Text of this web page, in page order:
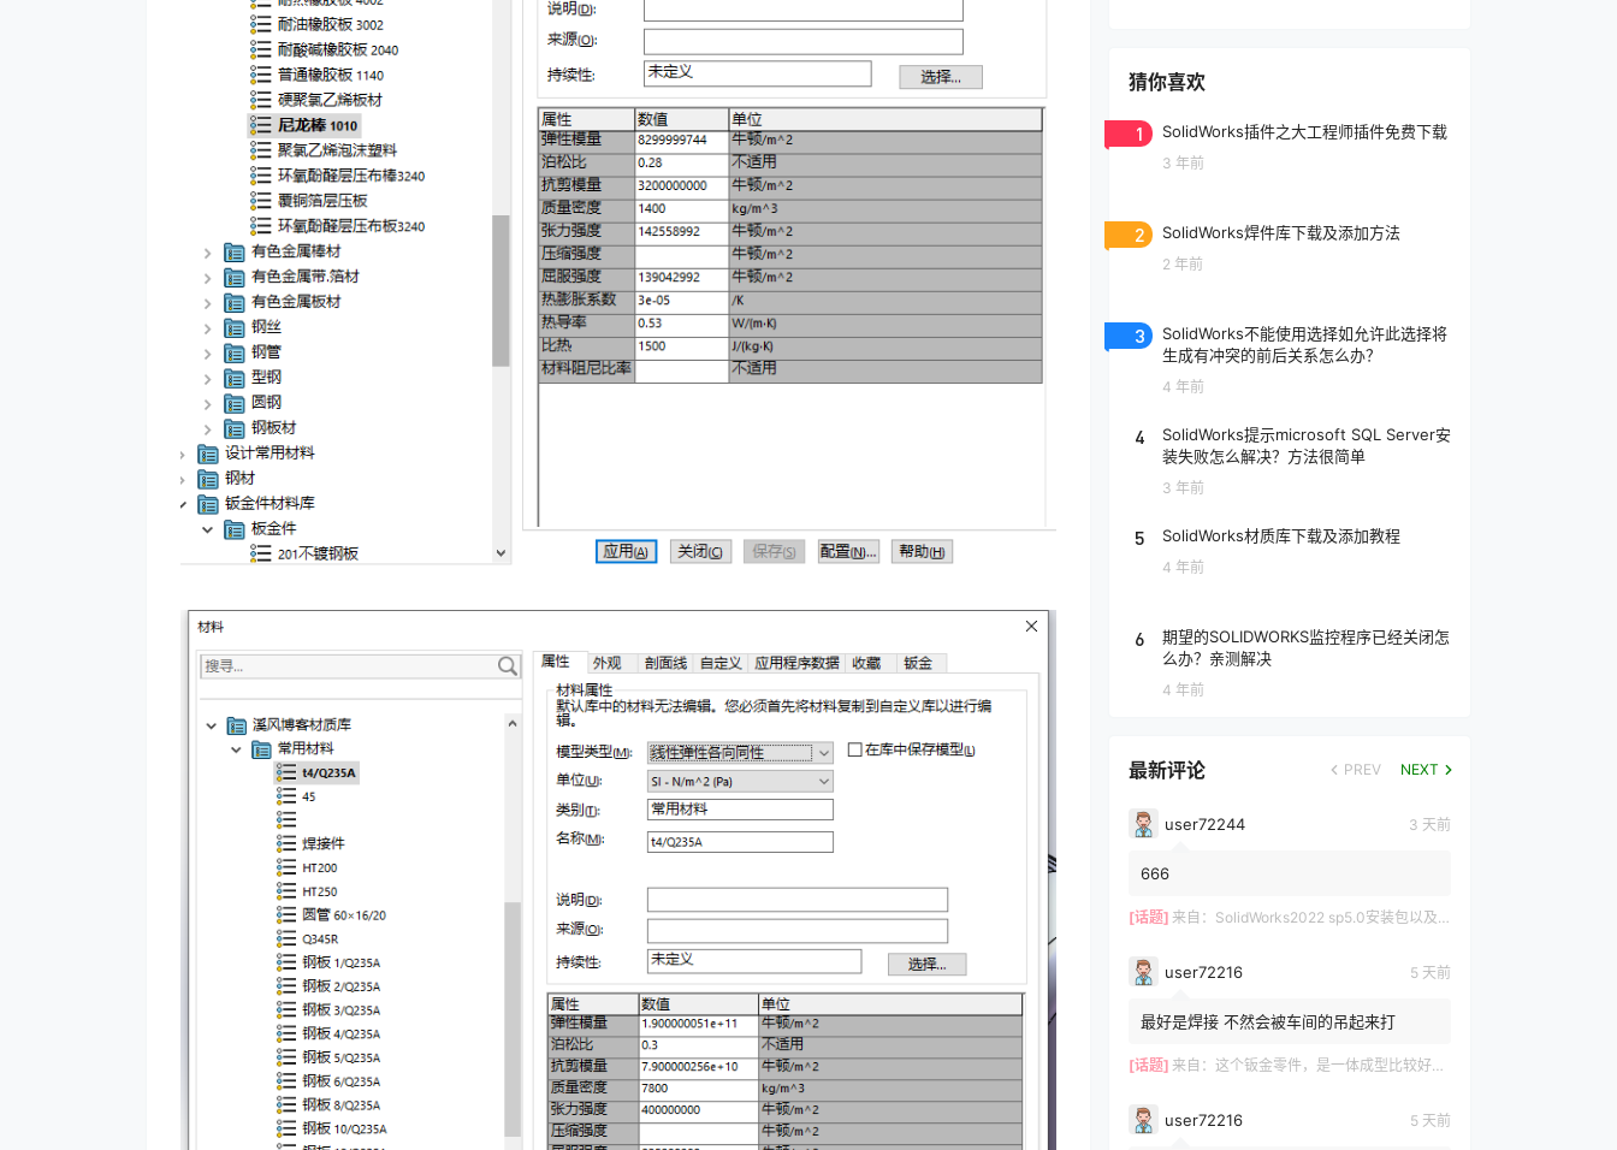
猜你喜欢
1 SolidWorks插件之大工程师插件免费下载
3 年前
2 SolidWorks焊件库下载及添加方法
2 年前
3
SolidWorks不能使用选择如允许此选择将
生成有冲突的前后关系怎么办？
4 年前
4
SolidWorks提示microsoft SQL Server安
装失败怎么解决？方法很简单
3 年前
5 SolidWorks材质库下载及添加教程
4 年前
6
期望的SOLIDWORKS监控程序已经关闭怎
么办？亲测解决
4 年前
最新评论 PREV NEXT
user72244 3 天前
666
[话题] 来自： SolidWorks2022 sp5.0安装包以及操作视频-仅支持Win10-Win11
user72216 5 天前
最好是焊接 不然会被车间的吊起来打
[话题] 来自： 这个钣金零件，是一体成型比较好？还是拆分成3件焊接好？
user72216 5 天前